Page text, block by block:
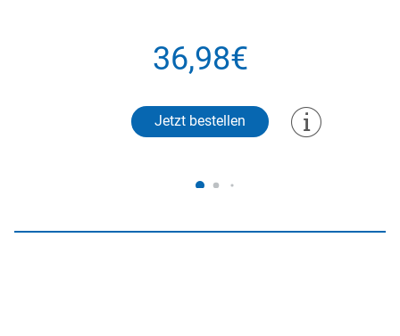
36,98€
Jetzt bestellen